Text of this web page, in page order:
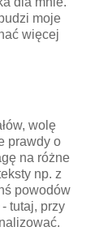
moje
więcej
wolę
prawdy o
na różne
np. z
powodów
tutaj, przy